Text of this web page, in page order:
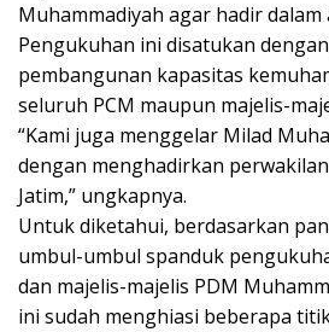
Muhammadiyah agar hadir dalam
Pengukuhan ini disatukan
pembangunan kapasitas
seluruh PCM maupun majelis-
“Kami juga menggelar Milad
dengan menghadirkan
Jatim,” ungkapnya.
Untuk diketahui, berdasarkan
umbul-umbul spanduk
dan majelis-majelis PDM
ini sudah menghiasi beberapa